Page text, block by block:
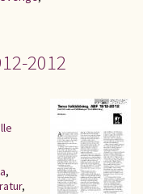
2012
,
,